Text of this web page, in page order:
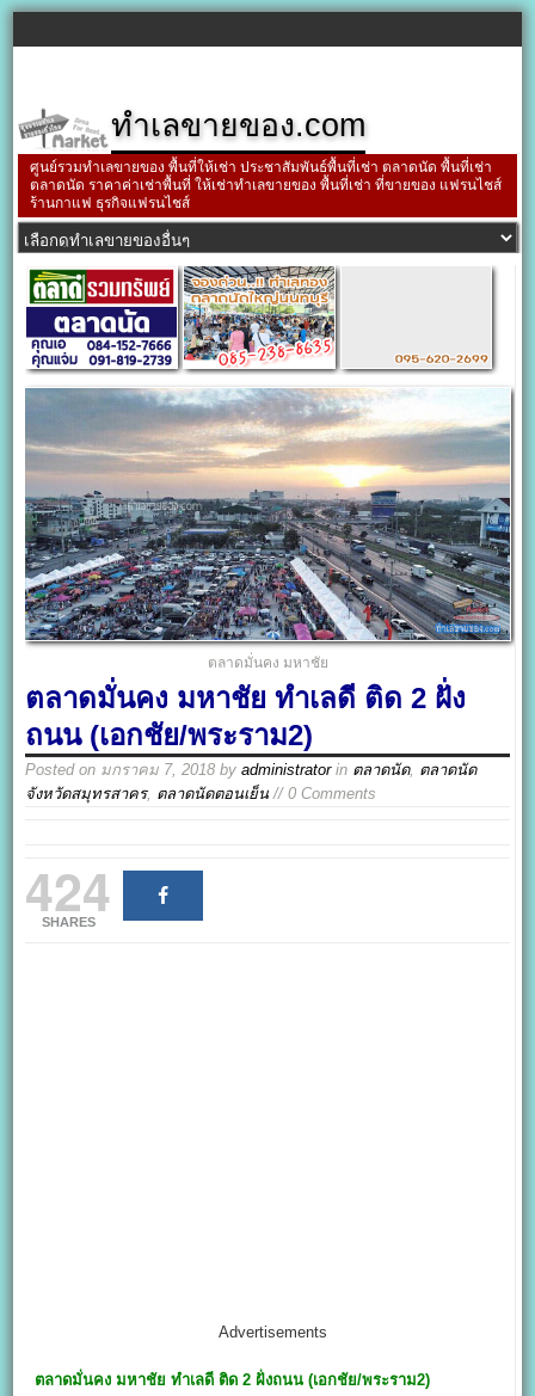
ทำเลขายของ.com
ศูนย์รวมทำเลขายของ พื้นที่ให้เช่า ประชาสัมพันธ์พื้นที่เช่า ตลาดนัด พื้นที่เช่า
ตลาดนัด ราคาค่าเช่าพื้นที่ ให้เช่าทำเลขายของ พื้นที่เช่า ที่ขายของ แฟรนไชส์
ร้านกาแฟ ธุรกิจแฟรนไชส์
ตลาดมั่นคง มหาชัย
ตลาดมั่นคง มหาชัย ทำเลดี ติด 2 ฝั่ง
ถนน (เอกชัย/พระราม2)
Posted on มกราคม 7, 2018 byadministratorin ตลาดนัด, ตลาดนัด
จังหวัดสมุทรสาคร, ตลาดนัดตอนเย็น // 0 Comments
424
SHARES
Advertisements
ตลาดมั่นคง มหาชัย ทำเลดี ติด 2 ฝั่งถนน (เอกชัย/พระราม2)